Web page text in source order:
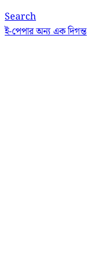
Search
ই-পেপারঅন্য এক দিগন্ত